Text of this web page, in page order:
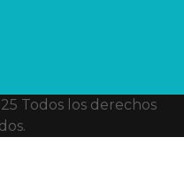
Todos los derechos